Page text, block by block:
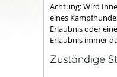
Achtung: Wird
eines
Erlaubnis oder
Erlaubnis immer
Zuständige